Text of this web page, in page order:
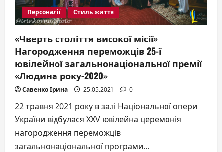
Персоналії Стиль життя
«Чверть століття високої місії»
Нагородження переможців 25-ї
ювілейної загальнонаціональної премії
«Людина року-2020»
Савенко Ірина 25.05.2021 0
22 травня 2021 року в залі Національної опери
України відбулася ХХV ювілейна церемонія
нагородження переможців
загальнонаціональної програми...